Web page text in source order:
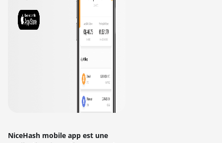
NiceHash mobile app est une